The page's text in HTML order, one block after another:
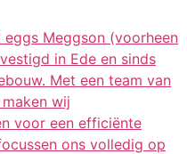
Meggson (voorheen
in Ede en sinds
Met een team van
wij
voor een efficiënte
ons volledig op